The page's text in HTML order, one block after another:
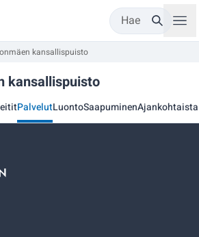
Hae
kansallispuisto
kansallispuisto
PalvelutLuontoSaapuminenAjankohtaista